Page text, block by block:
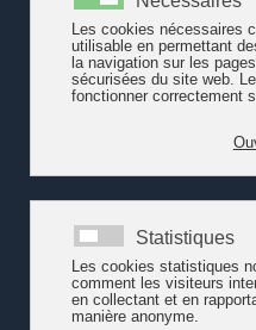
Avec l'entrée en vigueur des
vaudoise pour l'accueil de
aux communes de fixer depuis
de l'accueil parascolaire
toutefois d'autoriser et de
sont les communes qui
Désormais, toutes les
oeuvre un socle minimal de
ans. En décembre 2017, sur
autorisées dans le canton,
parascolaire. Un chiffre qui a